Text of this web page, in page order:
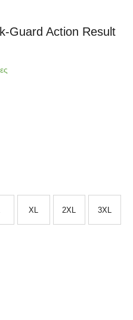
Guard Action Result
XL 2XL 3XL